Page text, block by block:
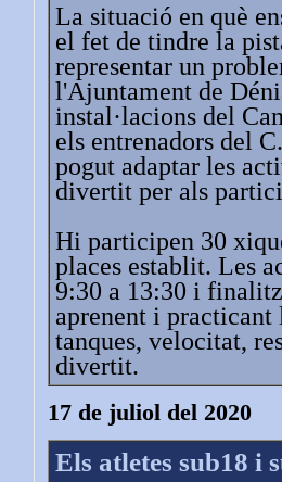
La situació en què
el fet de tindre la
representar un
l'Ajuntament de
instal·lacions del
els entrenadors del
pogut adaptar les
divertit per als
Hi participen 30
places establit. Les
9:30 a 13:30 i
aprenent i practicant
tanques, velocitat,
divertit.
17 de juliol del 2020
Els atletes sub18 i